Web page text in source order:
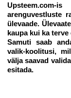
Upsteem.com-is
arenguvestluste
ülevaade.
kaupa kui ka
Samuti saab
valik-koolitusi,
välja saavad
esitada.